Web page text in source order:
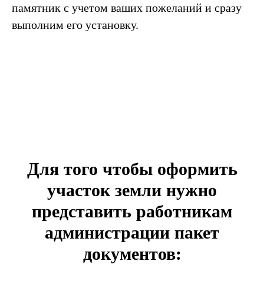
памятник с учетом ваших пожеланий и сразу
выполним его установку.
Для того чтобы оформить
участок земли нужно
представить работникам
администрации пакет
документов: